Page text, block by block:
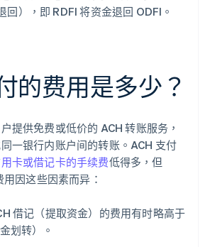
回），即 RDFI 将资金退回 ODFI。
的费用是多少？
提供免费或低价的 ACH 转账服务，
一银行内账户间的转账。ACH 支付
卡或借记卡的手续费低得多，但
因这些因素而异：
借记（提取资金）的费用有时略高于
划转）。